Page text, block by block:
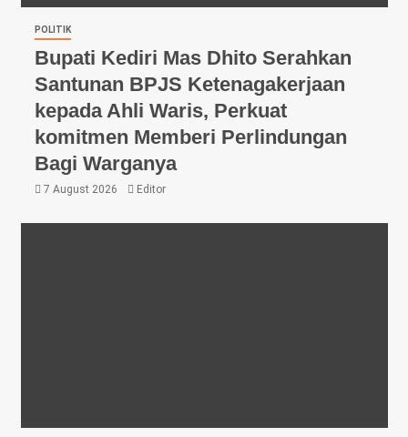
POLITIK
Bupati Kediri Mas Dhito Serahkan
Santunan BPJS Ketenagakerjaan
kepada Ahli Waris, Perkuat
komitmen Memberi Perlindungan
Bagi Warganya
7 August 2026 Editor